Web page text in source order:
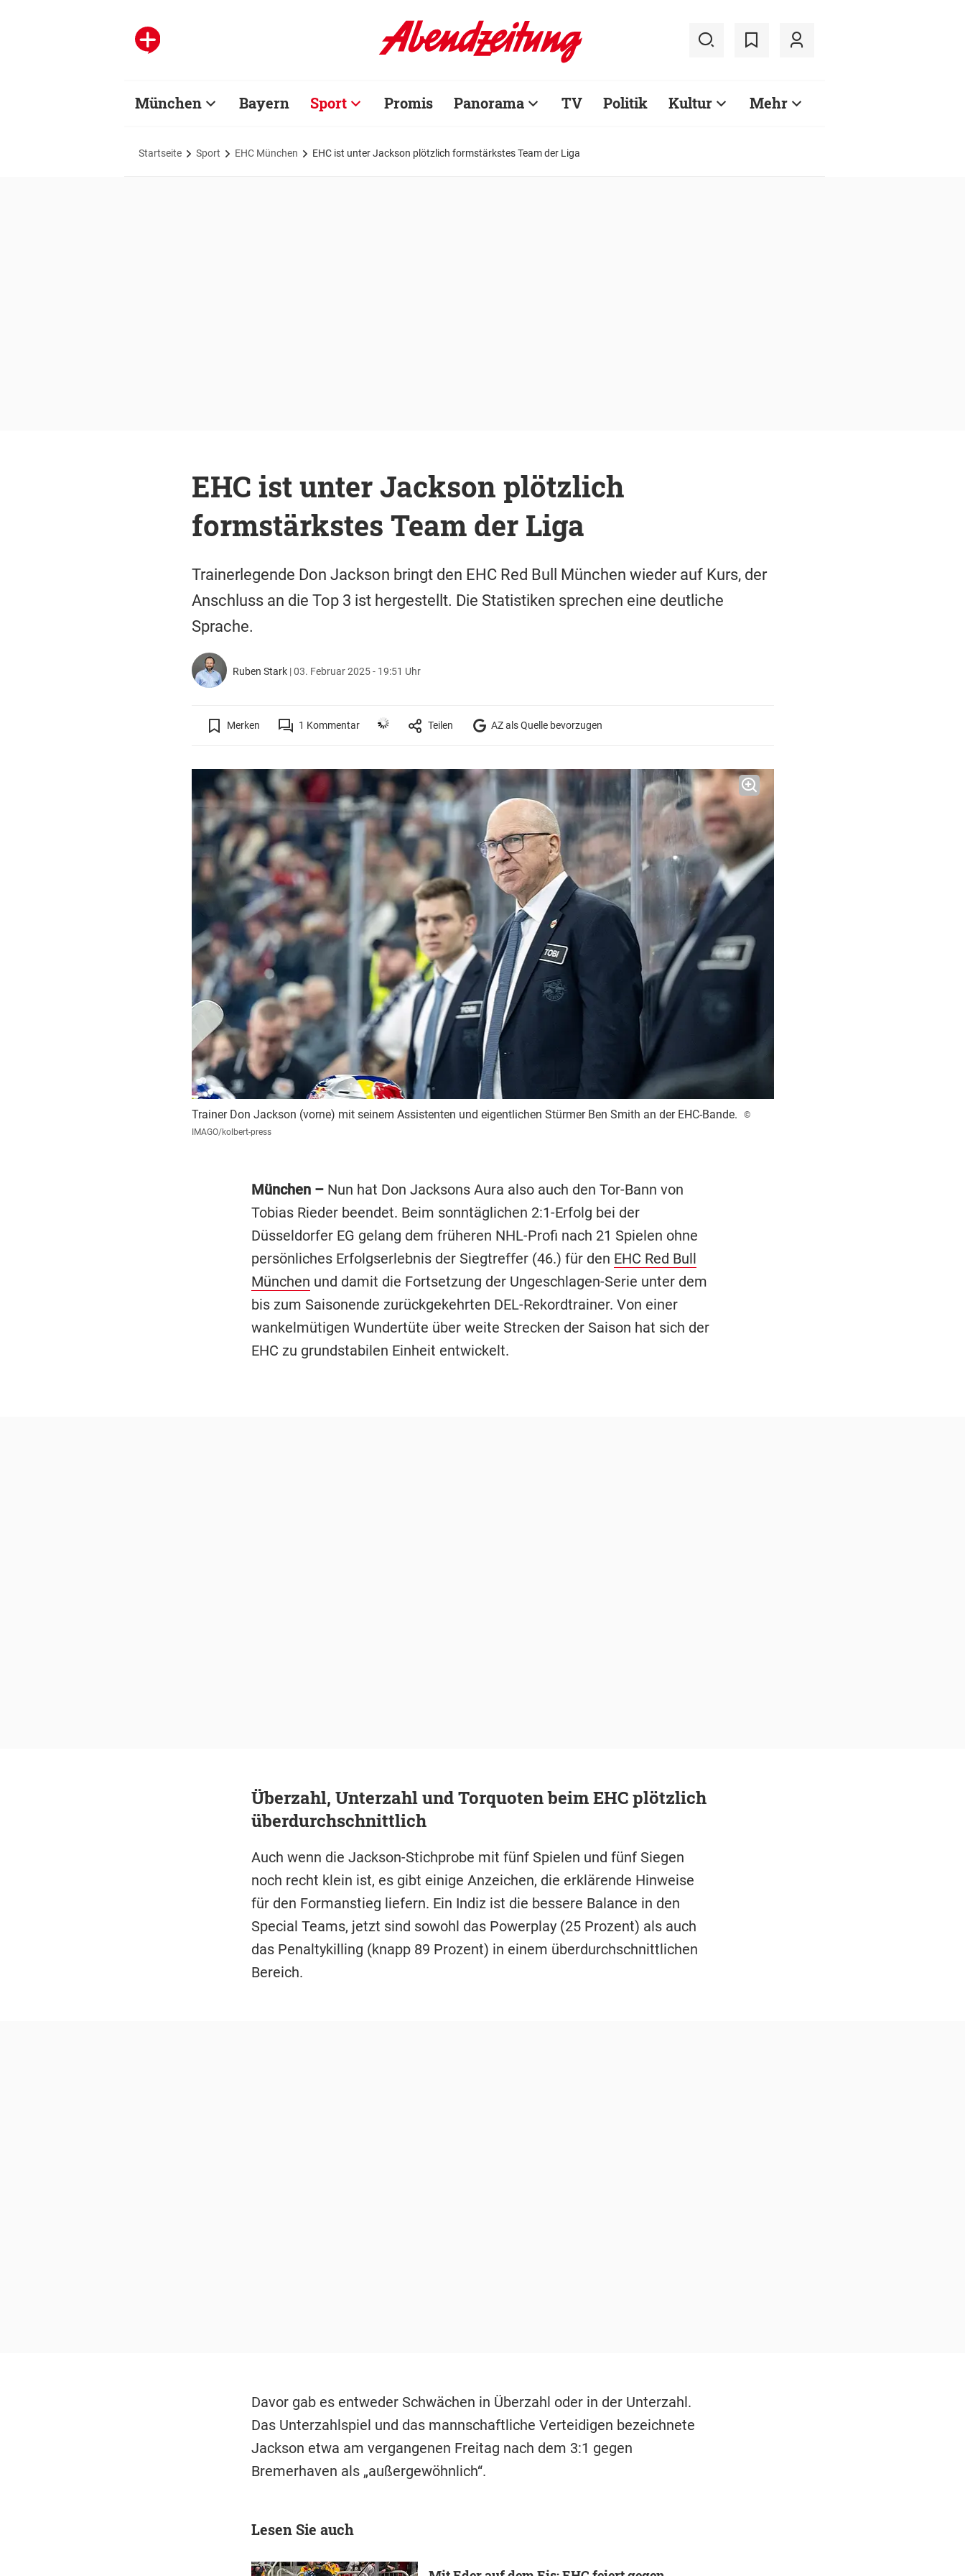
München Bayern Sport Promis Panorama TV Politik Kultur Mehr
Startseite Sport EHC München EHC ist unter Jackson plötzlich formstärkstes Team der Liga
EHC ist unter Jackson plötzlich
formstärkstes Team der Liga
Trainerlegende Don Jackson bringt den EHC Red Bull München wieder auf Kurs, der
Anschluss an die Top 3 ist hergestellt. Die Statistiken sprechen eine deutliche
Sprache.
Ruben Stark |03. Februar 2025 - 19:51 Uhr
Merken 1 Kommentar Teilen AZ als Quelle bevorzugen
Trainer Don Jackson (vorne) mit seinem Assistenten und eigentlichen Stürmer Ben Smith an der EHC-Bande.
©
IMAGO/kolbert-press
München – Nun hat Don Jacksons Aura also auch den Tor-Bann von
Tobias Rieder beendet. Beim sonntäglichen 2:1-Erfolg bei der
Düsseldorfer EG gelang dem früheren NHL-Profi nach 21 Spielen ohne
persönliches Erfolgserlebnis der Siegtreffer (46.) für den EHC Red Bull
München und damit die Fortsetzung der Ungeschlagen-Serie unter dem
bis zum Saisonende zurückgekehrten DEL-Rekordtrainer. Von einer
wankelmütigen Wundertüte über weite Strecken der Saison hat sich der
EHC zu grundstabilen Einheit entwickelt.
Überzahl, Unterzahl und Torquoten beim EHC plötzlich
überdurchschnittlich
Auch wenn die Jackson-Stichprobe mit fünf Spielen und fünf Siegen
noch recht klein ist, es gibt einige Anzeichen, die erklärende Hinweise
für den Formanstieg liefern. Ein Indiz ist die bessere Balance in den
Special Teams, jetzt sind sowohl das Powerplay (25 Prozent) als auch
das Penaltykilling (knapp 89 Prozent) in einem überdurchschnittlichen
Bereich.
Davor gab es entweder Schwächen in Überzahl oder in der Unterzahl.
Das Unterzahlspiel und das mannschaftliche Verteidigen bezeichnete
Jackson etwa am vergangenen Freitag nach dem 3:1 gegen
Bremerhaven als „außergewöhnlich“.
Lesen Sie auch